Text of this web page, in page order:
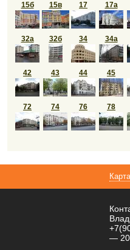
15б 15в 17 17а
32а 32б 34 34а
42 43 44 45
72 74 76 78
—